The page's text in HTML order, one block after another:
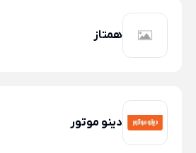
همتاز
دینو موتور